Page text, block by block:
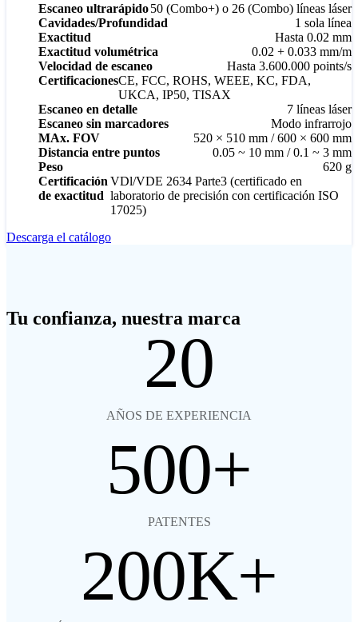
Escaneo ultrarápido50 (Combo+) o 26 (Combo) líneas láser
Cavidades/Profundidad
1 sola línea
Exactitud
Hasta 0.02 mm
Exactitud volumétrica
0.02 + 0.033 mm/m
Velocidad de escaneo
Hasta 3.600.000 points/s
CertificacionesCE, FCC, ROHS, WEEE, KC, FDA,
UKCA, IP50, TISAX
Escaneo en detalle
7 líneas láser
Escaneo sin marcadores
Modo infrarrojo
MAx. FOV
520 × 510 mm / 600 × 600 mm
Distancia entre puntos
0.05 ~ 10 mm / 0.1 ~ 3 mm
Peso
620 g
Certificación
de exactitud
VDl/VDE 2634 Parte3 (certificado en
laboratorio de precisión con certificación ISO
17025)
Descarga el catálogo
Tu confianza, nuestra marca
20
AÑOS DE EXPERIENCIA
500
PATENTES
200